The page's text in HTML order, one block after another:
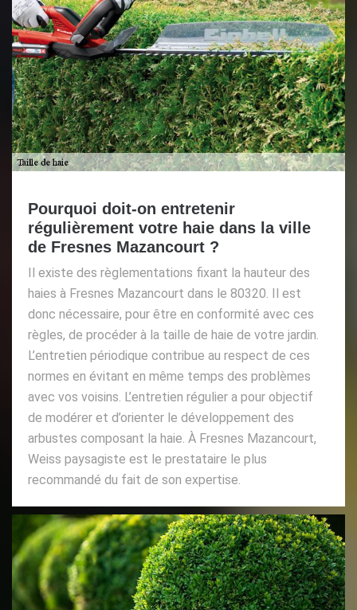
Pourquoi doit-on entretenir
régulièrement votre haie dans la ville
de Fresnes Mazancourt ?
Il existe des règlementations fixant la hauteur des
haies à Fresnes Mazancourt dans le 80320. Il est
donc nécessaire, pour être en conformité avec ces
règles, de procéder à la taille de haie de votre jardin.
L’entretien périodique contribue au respect de ces
normes en évitant en même temps des problèmes
avec vos voisins. L’entretien régulier a pour objectif
de modérer et d’orienter le développement des
arbustes composant la haie. À Fresnes Mazancourt,
Weiss paysagiste est le prestataire le plus
recommandé du fait de son expertise.